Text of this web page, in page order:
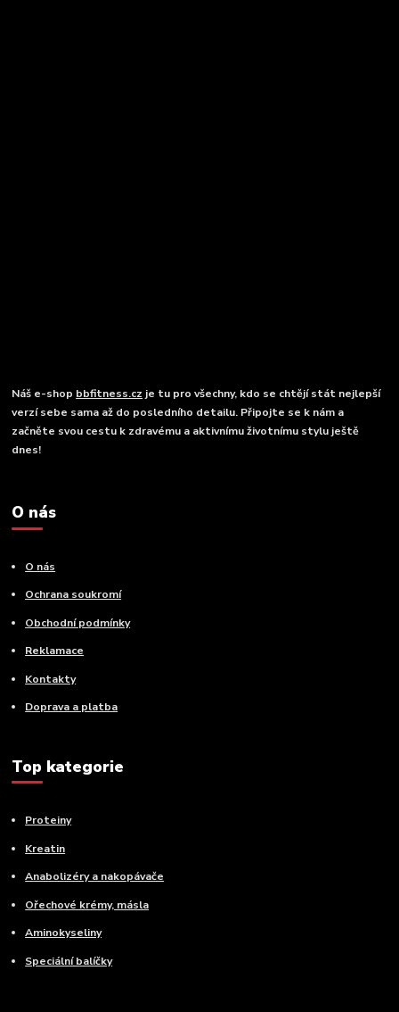
Náš e-shop bbfitness.cz je tu pro všechny, kdo se chtějí stát nejlepší
verzí sebe sama až do posledního detailu. Připojte se k nám a
začněte svou cestu k zdravému a aktivnímu životnímu stylu ještě
dnes!
O nás
O nás
Ochrana soukromí
Obchodní podmínky
Reklamace
Kontakty
Doprava a platba
Top kategorie
Proteiny
Kreatin
Anabolizéry a nakopávače
Ořechové krémy, másla
Aminokyseliny
Speciální balíčky